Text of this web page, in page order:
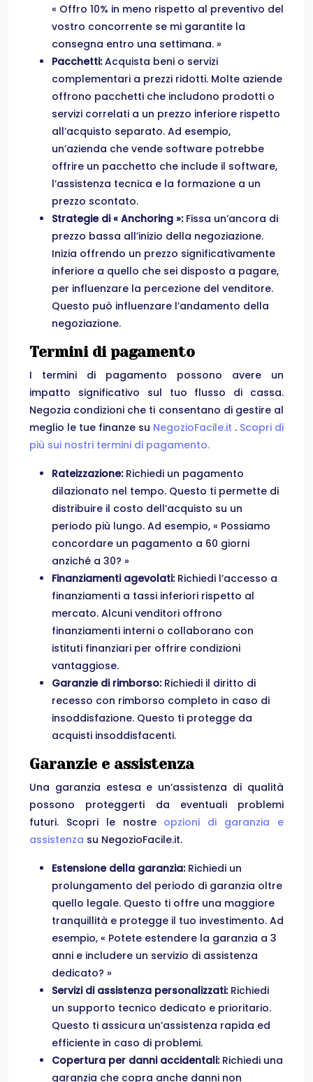
« Offro 10% in meno rispetto al preventivo del
vostro concorrente se mi garantite la
consegna entro una settimana. »
Pacchetti:Acquista beni o servizi
complementari a prezzi ridotti. Molte aziende
offrono pacchetti che includono prodotti o
servizi correlati a un prezzo inferiore rispetto
all’acquisto separato. Ad esempio,
un’azienda che vende software potrebbe
offrire un pacchetto che include il software,
l’assistenza tecnica e la formazione a un
prezzo scontato.
Strategie di « Anchoring »: Fissa un’ancora di
prezzo bassa all’inizio della negoziazione.
Inizia offrendo un prezzo significativamente
inferiore a quello che sei disposto a pagare,
per influenzare la percezione del venditore.
Questo può influenzare l’andamento della
negoziazione.
Termini di pagamento
I termini di pagamento possono avere un
impatto significativo sul tuo flusso di cassa.
Negozia condizioni che ti consentano di gestire al
meglio le tue finanze su NegozioFacile.it . Scopri di
più sui nostri termini di pagamento.
Rateizzazione: Richiedi un pagamento
dilazionato nel tempo. Questo ti permette di
distribuire il costo dell’acquisto su un
periodo più lungo. Ad esempio, « Possiamo
concordare un pagamento a 60 giorni
anziché a 30? »
Finanziamenti agevolati: Richiedi l’accesso a
finanziamenti a tassi inferiori rispetto al
mercato. Alcuni venditori offrono
finanziamenti interni o collaborano con
istituti finanziari per offrire condizioni
vantaggiose.
Garanzie di rimborso: Richiedi il diritto di
recesso con rimborso completo in caso di
insoddisfazione. Questo ti protegge da
acquisti insoddisfacenti.
Garanzie e assistenza
Una garanzia estesa e un’assistenza di qualità
possono proteggerti da eventuali problemi
futuri. Scopri le nostre opzioni di garanzia e
assistenza su NegozioFacile.it.
Estensione della garanzia: Richiedi un
prolungamento del periodo di garanzia oltre
quello legale. Questo ti offre una maggiore
tranquillità e protegge il tuo investimento. Ad
esempio, « Potete estendere la garanzia a 3
anni e includere un servizio di assistenza
dedicato? »
Servizi di assistenza personalizzati: Richiedi
un supporto tecnico dedicato e prioritario.
Questo ti assicura un’assistenza rapida ed
efficiente in caso di problemi.
Copertura per danni accidentali: Richiedi una
garanzia che copra anche danni non